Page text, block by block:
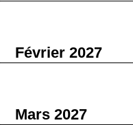
Février 2027
Mars 2027